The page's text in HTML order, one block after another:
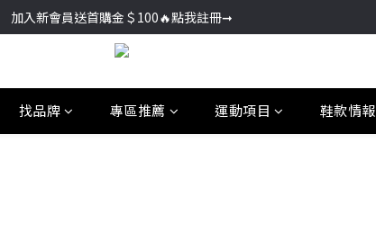
加入新會員送首購金＄100🔥點我註冊➞
加入新會員送首購金＄100🔥點我註冊➞
🚚超商取貨滿＄2000免運／宅配滿＄3000免運
加入新會員送首購金＄100🔥點我註冊➞
找品牌 專區推薦 運動項目 鞋款情報